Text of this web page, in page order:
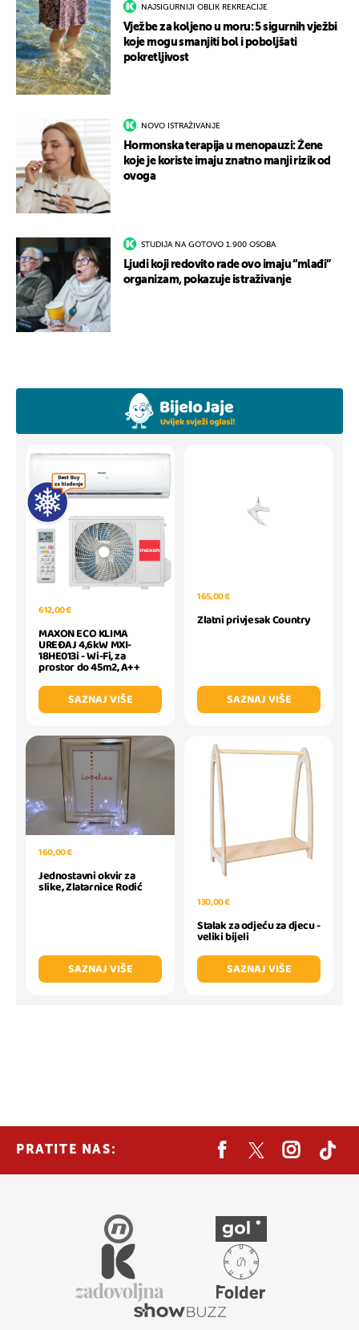
NAJSIGURNIJI OBLIK REKREACIJE
Vježbe za koljeno u moru: 5 sigurnih vježbi
koje mogu smanjiti bol i poboljšati
pokretljivost
NOVO ISTRAŽIVANJE
Hormonska terapija u menopauzi: Žene
koje je koriste imaju znatno manji rizik od
ovoga
STUDIJA NA GOTOVO 1.900 OSOBA
Ljudi koji redovito rade ovo imaju “mlađi”
organizam, pokazuje istraživanje
612,00 €
MAXON ECO KLIMA
UREĐAJ 4,6kW MXI-
18HE013i - Wi-Fi, za
prostor do 45m2, A++
SAZNAJ VIŠE
165,00 €
Zlatni privjesak Country
SAZNAJ VIŠE
160,00 €
Jednostavni okvir za
slike, Zlatarnice Rodić
SAZNAJ VIŠE
130,00 €
Stalak za odjeću za djecu -
veliki bijeli
SAZNAJ VIŠE
PRATITE NAS: